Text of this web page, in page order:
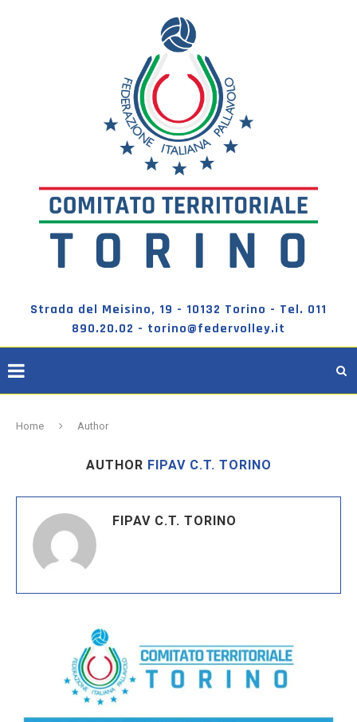
Strada del Meisino, 19 - 10132 Torino - Tel. 011
890.20.02 - torino@federvolley.it
Home Author
AUTHOR FIPAV C.T. TORINO
FIPAV C.T. TORINO